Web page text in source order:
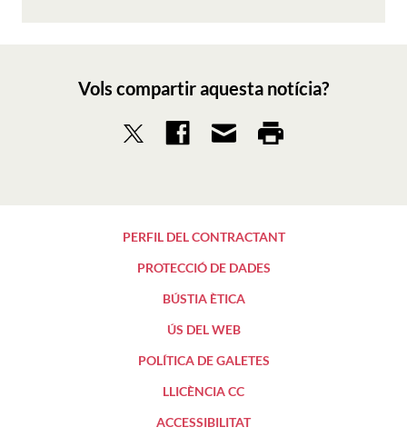
Vols compartir aquesta notícia?
PERFIL DEL CONTRACTANT
PROTECCIÓ DE DADES
BÚSTIA ÈTICA
ÚS DEL WEB
POLÍTICA DE GALETES
LLICÈNCIA CC
ACCESSIBILITAT